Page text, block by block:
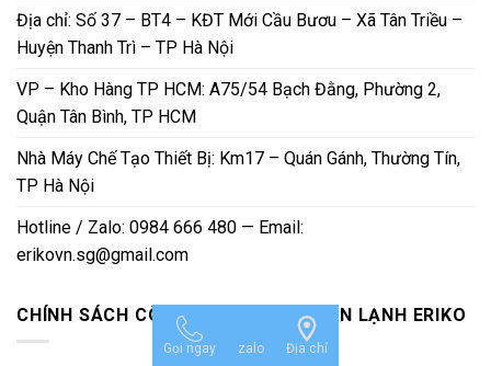
Địa chỉ: Số 37 – BT4 – KĐT Mới Cầu Bươu – Xã Tân Triều –
Huyện Thanh Trì – TP Hà Nội
VP – Kho Hàng TP HCM: A75/54 Bạch Đằng, Phường 2,
Quận Tân Bình, TP HCM
Nhà Máy Chế Tạo Thiết Bị: Km17 – Quán Gánh, Thường Tín,
TP Hà Nội
Hotline / Zalo: 0984 666 480 — Email:
erikovn.sg@gmail.com
CHÍNH SÁCH CÔNG TY TNHH CƠ ĐIỆN LẠNH ERIKO
Gọi ngay zalo Địa chỉ